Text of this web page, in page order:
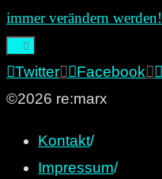
immer verändern werden!
Twitter Facebook
©2026 re:marx
Kontakt/
Impressum/